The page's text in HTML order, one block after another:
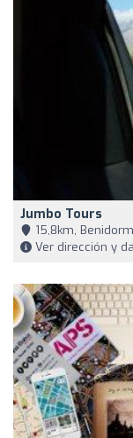
Jumbo Tours
15,8km, Benidorm
Ver dirección y